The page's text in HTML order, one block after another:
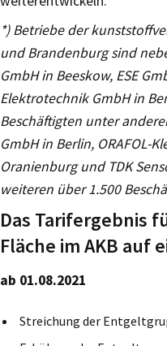
*) Betriebe der
und Brandenburg sind
GmbH in Beeskow, ESE
Elektrotechnik GmbH in
Beschäftigten unter
GmbH in Berlin, ORAFOL-
Oranienburg und TDK
weiteren über 1.500
Das Tarifergebnis
Fläche im AKB auf
ab 01.08.2021
Streichung der